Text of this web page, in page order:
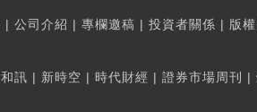
| 公司介紹 | 專欄邀稿 | 投資者關係 | 版
和訊 | 新時空 | 時代財經 | 證券市場周刊 |